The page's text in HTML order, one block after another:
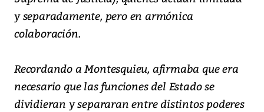
y separadamente, pero en armónica
colaboración.
Recordando a Montesquieu, afirmaba que era
necesario que las funciones del Estado se
dividieran y separaran entre distintos poderes